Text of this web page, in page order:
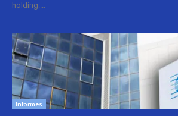
holding....
Informes